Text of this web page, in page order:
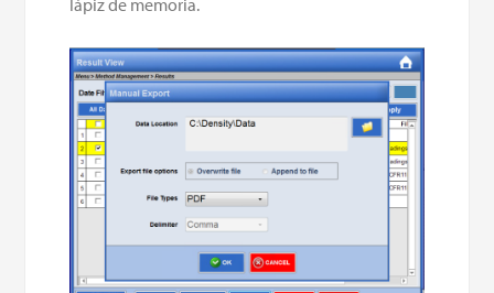
lápiz de memoria.